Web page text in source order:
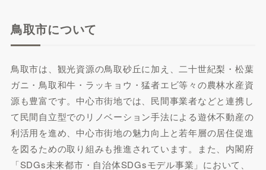
鳥取市について
鳥取市は、観光資源の鳥取砂丘に加え、二十世紀梨・松葉
ガニ・鳥取和牛・ラッキョウ・猛者エビ等々の農林水産資
源も豊富です。中心市街地では、民間事業者などと連携し
て民間自立型でのリノベーション手法による遊休不動産の
利活用を進め、中心市街地の魅力向上と若年層の居住促進
を図るための取り組みも推進されています。また、内閣府
「SDGs未来都市・自治体SDGsモデル事業」において、